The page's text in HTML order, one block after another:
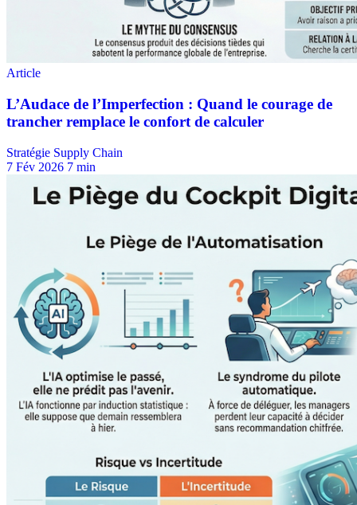
Stratégie Supply Chain
7 Fév 2026 7 min